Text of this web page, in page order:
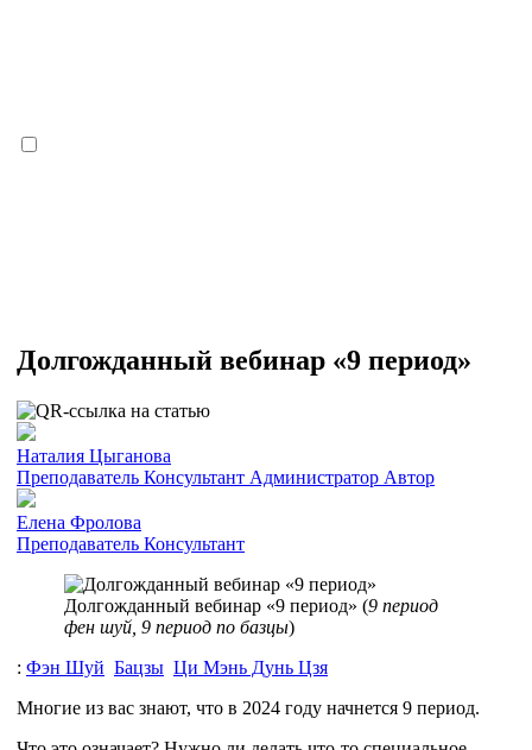
Долгожданный вебинар «9 период»
Наталия Цыганова
Преподаватель Консультант Администратор Автор
Елена Фролова
Преподаватель Консультант
Долгожданный вебинар «9 период» (9 период
фен шуй, 9 период по базцы)
: Фэн Шуй Бацзы Ци Мэнь Дунь Цзя
Многие из вас знают, что в 2024 году начнется 9 период.